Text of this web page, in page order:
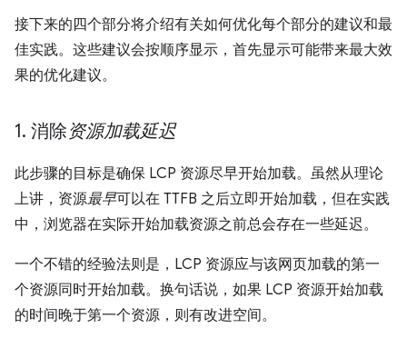
接下来的四个部分将介绍有关如何优化每个部分的建议和最
佳实践。这些建议会按顺序显示，首先显示可能带来最大效
果的优化建议。
1. 消除资源加载延迟
此步骤的目标是确保 LCP 资源尽早开始加载。虽然从理论
上讲，资源最早可以在 TTFB 之后立即开始加载，但在实践
中，浏览器在实际开始加载资源之前总会存在一些延迟。
一个不错的经验法则是，LCP 资源应与该网页加载的第一
个资源同时开始加载。换句话说，如果 LCP 资源开始加载
的时间晚于第一个资源，则有改进空间。